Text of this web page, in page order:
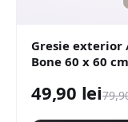
Gresie
49,90 lei